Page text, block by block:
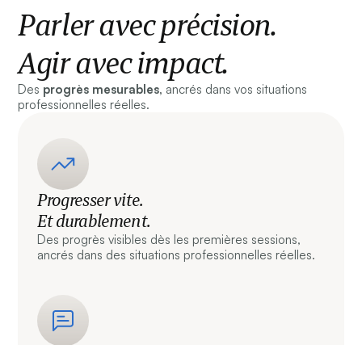
Parler avec précision.
Agir avec impact.
Des progrès mesurables, ancrés dans vos situations
professionnelles réelles.
Progresser vite.
Et durablement.
Des progrès visibles dès les premières sessions,
ancrés dans des situations professionnelles réelles.